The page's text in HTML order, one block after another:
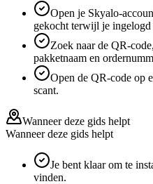
Open je Skyalo-
gekocht terwijl je ingelogd
Zoek naar de QR-
pakketnaam en
Open de QR-code op
scant.
Wanneer deze gids helpt
Wanneer deze gids helpt
Je bent klaar om te
vinden.